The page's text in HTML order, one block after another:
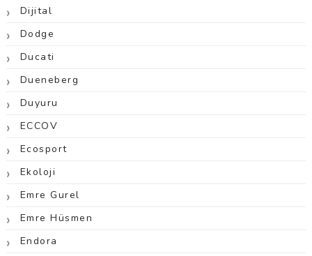
Dijital
Dodge
Ducati
Dueneberg
Duyuru
ECCOV
Ecosport
Ekoloji
Emre Gurel
Emre Hüsmen
Endora